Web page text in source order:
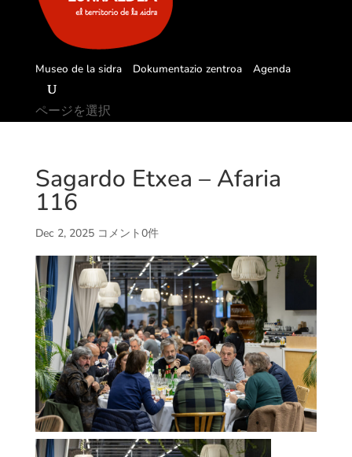
Museo de la sidra Dokumentazio zentroa Agenda
ページを選択
Sagardo Etxea – Afaria
116
Dec 2, 2025 コメント0件